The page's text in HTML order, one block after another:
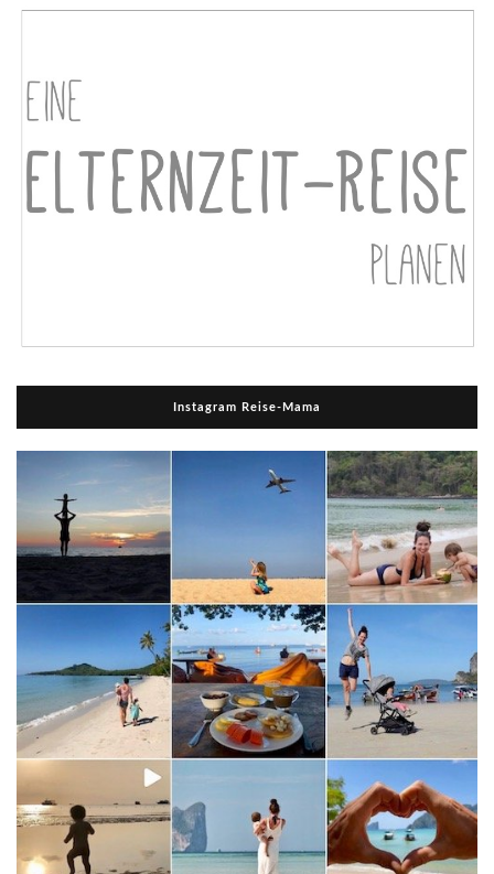
Instagram Reise-Mama